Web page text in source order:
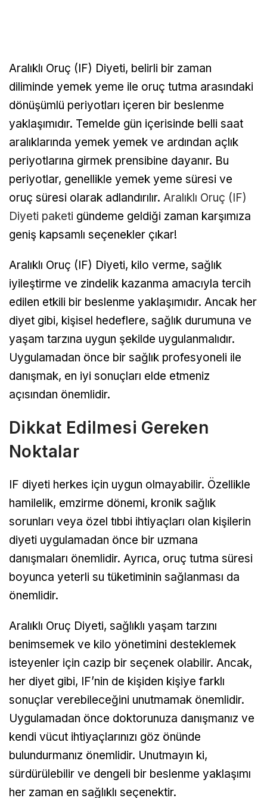
Aralıklı Oruç (IF) Diyeti, belirli bir zaman
diliminde yemek yeme ile oruç tutma arasındaki
dönüşümlü periyotları içeren bir beslenme
yaklaşımıdır. Temelde gün içerisinde belli saat
aralıklarında yemek yemek ve ardından açlık
periyotlarına girmek prensibine dayanır. Bu
periyotlar, genellikle yemek yeme süresi ve
oruç süresi olarak adlandırılır. Aralıklı Oruç (IF)
Diyeti paketi gündeme geldiği zaman karşımıza
geniş kapsamlı seçenekler çıkar!
Aralıklı Oruç (IF) Diyeti, kilo verme, sağlık
iyileştirme ve zindelik kazanma amacıyla tercih
edilen etkili bir beslenme yaklaşımıdır. Ancak her
diyet gibi, kişisel hedeflere, sağlık durumuna ve
yaşam tarzına uygun şekilde uygulanmalıdır.
Uygulamadan önce bir sağlık profesyoneli ile
danışmak, en iyi sonuçları elde etmeniz
açısından önemlidir.
Dikkat Edilmesi Gereken
Noktalar
IF diyeti herkes için uygun olmayabilir. Özellikle
hamilelik, emzirme dönemi, kronik sağlık
sorunları veya özel tıbbi ihtiyaçları olan kişilerin
diyeti uygulamadan önce bir uzmana
danışmaları önemlidir. Ayrıca, oruç tutma süresi
boyunca yeterli su tüketiminin sağlanması da
önemlidir.
Aralıklı Oruç Diyeti, sağlıklı yaşam tarzını
benimsemek ve kilo yönetimini desteklemek
isteyenler için cazip bir seçenek olabilir. Ancak,
her diyet gibi, IF’nin de kişiden kişiye farklı
sonuçlar verebileceğini unutmamak önemlidir.
Uygulamadan önce doktorunuza danışmanız ve
kendi vücut ihtiyaçlarınızı göz önünde
bulundurmanız önemlidir. Unutmayın ki,
sürdürülebilir ve dengeli bir beslenme yaklaşımı
her zaman en sağlıklı seçenektir.